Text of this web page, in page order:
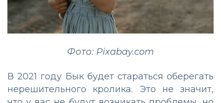
Фото: Pixabay.com
В 2021 году Бык будет стараться оберегать
нерешительного кролика. Это не значит,